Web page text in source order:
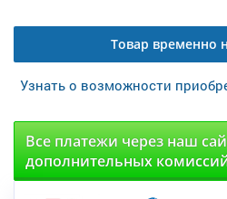
Товар временно
Узнать о возможности
Все платежи через наш
дополнительных